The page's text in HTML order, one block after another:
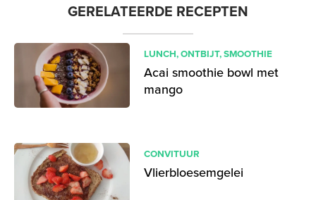
GERELATEERDE RECEPTEN
LUNCH,ONTBIJT,SMOOTHIE
Acai smoothie bowl met
mango
CONVITUUR
Vlierbloesemgelei